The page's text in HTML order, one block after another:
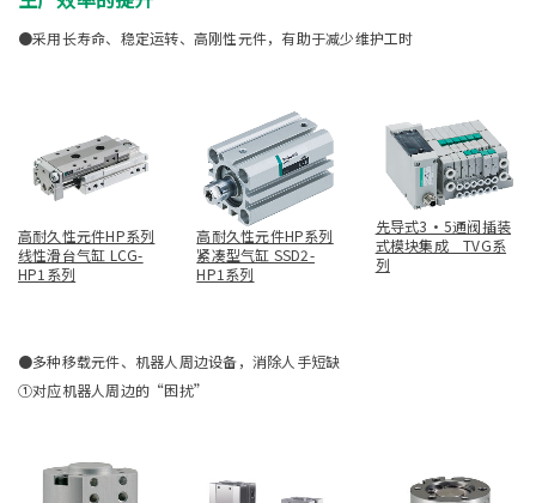
●采用长寿命、稳定运转、高刚性元件，有助于减少维护工时
高耐久性元件HP系列
线性滑台气缸 LCG-
HP1系列
高耐久性元件HP系列
紧凑型气缸 SSD2-
HP1系列
先导式3・5通阀插装
式模块集成 TVG系
列
●多种移载元件、机器人周边设备，消除人手短缺
①对应机器人周边的“困扰”